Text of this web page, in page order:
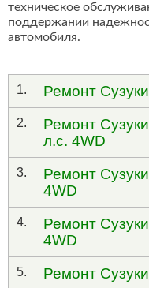
техническое
поддержании
автомобиля.
1. Ремонт
2.
Ремонт
л.с. 4WD
3.
Ремонт
4WD
4.
Ремонт
4WD
5. Ремонт